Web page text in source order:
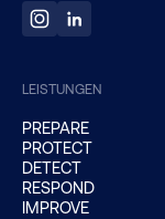
LEISTUNGEN
PREPARE
PROTECT
DETECT
RESPOND
IMPROVE